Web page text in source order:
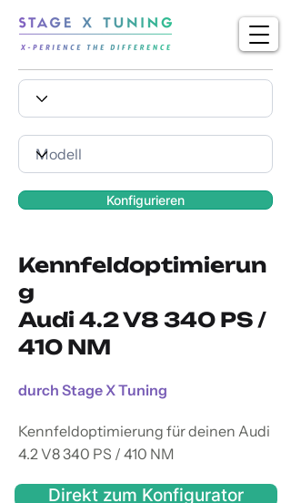
Konfigurieren
Kennfeldoptimierun
g
Audi 4.2 V8 340 PS /
410 NM
durch Stage X Tuning
Kennfeldoptimierung für deinen Audi
4.2 V8 340 PS / 410 NM
Direkt zum Konfigurator